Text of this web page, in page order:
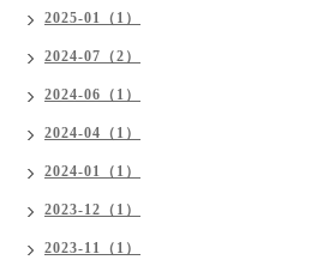
2025-01（1）
2024-07（2）
2024-06（1）
2024-04（1）
2024-01（1）
2023-12（1）
2023-11（1）